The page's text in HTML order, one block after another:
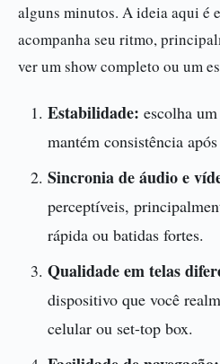
alguns minutos. A ideia aqui é
acompanha seu ritmo,
ver um show completo ou um
Estabilidade: escolha
mantém consistência
Sincronia de áudio e
perceptíveis,
rápida ou batidas fortes.
Qualidade em telas
dispositivo que você
celular ou set-top box.